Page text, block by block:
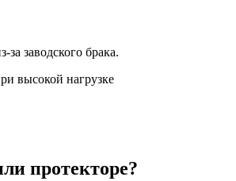
заводского брака.
высокой нагрузке
протекторе?